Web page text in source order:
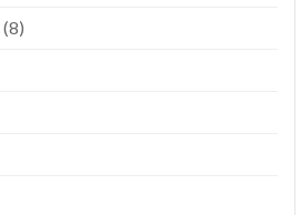
(8)